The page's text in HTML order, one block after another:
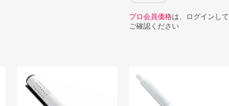
プロ会員価格は、ログインして
ご確認ください